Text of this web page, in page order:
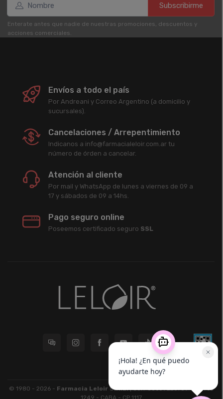
Subscribirme
Enterate antes que nadie de nuestras promociones, descuentos y
acciones comerciales.
Envíos a todo el país
Por Andreani y Correo Argentino (a domicilio y
sucursales).
Cancelaciones / Arrepentimiento
Indicanos a info@farmacialeloir.com.ar tu
número de órden a cancelar.
Atención al cliente
Por mail y WhatsApp de lunes a viernes de 09 a
17 y sábados de 09 a 14hs.
Pago seguro online
Poseemos certificado seguro SSL
© 1980 - 2026 - Farmacia Leloir S.R.L.| CUIT 33609220789 - Larrea
1249 - CABA - CP 1117